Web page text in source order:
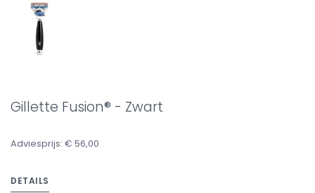
Gillette Fusion® - Zwart
Adviesprijs: € 56,00
DETAILS